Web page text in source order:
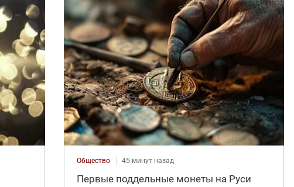
Общество 45 минут назад
Первые поддельные монеты на Руси